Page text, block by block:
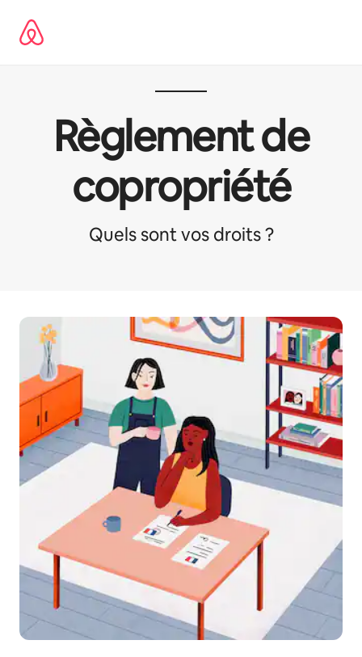
contenido
Règlement de
copropriété
Quels sont vos droits ?